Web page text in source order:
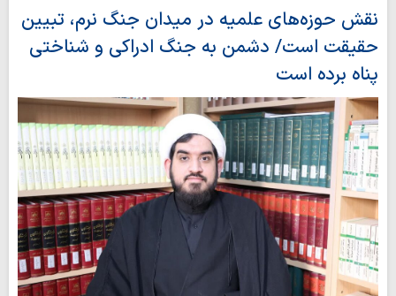
نقش حوزه‌های علمیه در میدان جنگ نرم، تبیین
حقیقت است/ دشمن به جنگ ادراکی و شناختی
پناه برده است